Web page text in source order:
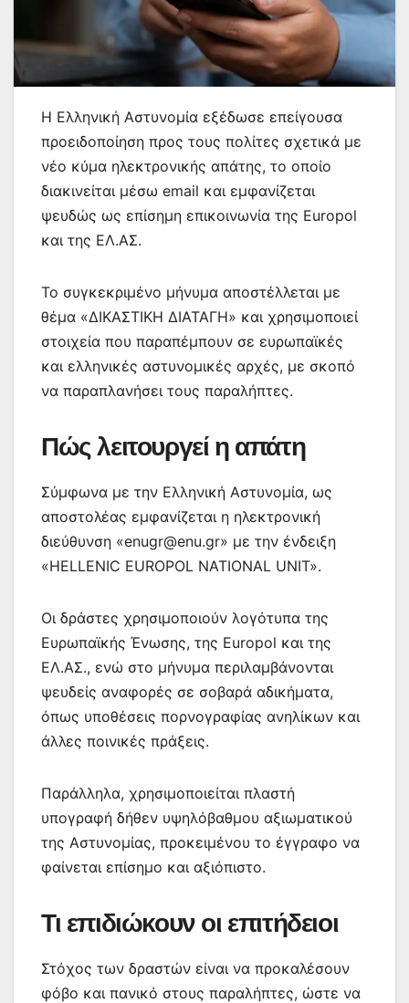
Η Ελληνική Αστυνομία εξέδωσε επείγουσα
προειδοποίηση προς τους πολίτες σχετικά με
νέο κύμα ηλεκτρονικής απάτης, το οποίο
διακινείται μέσω email και εμφανίζεται
ψευδώς ως επίσημη επικοινωνία της Europol
και της ΕΛ.ΑΣ.
Το συγκεκριμένο μήνυμα αποστέλλεται με
θέμα «ΔΙΚΑΣΤΙΚΗ ΔΙΑΤΑΓΗ» και χρησιμοποιεί
στοιχεία που παραπέμπουν σε ευρωπαϊκές
και ελληνικές αστυνομικές αρχές, με σκοπό
να παραπλανήσει τους παραλήπτες.
Πώς λειτουργεί η απάτη
Σύμφωνα με την Ελληνική Αστυνομία, ως
αποστολέας εμφανίζεται η ηλεκτρονική
διεύθυνση «enugr@enu.gr» με την ένδειξη
«HELLENIC EUROPOL NATIONAL UNIT».
Οι δράστες χρησιμοποιούν λογότυπα της
Ευρωπαϊκής Ένωσης, της Europol και της
ΕΛ.ΑΣ., ενώ στο μήνυμα περιλαμβάνονται
ψευδείς αναφορές σε σοβαρά αδικήματα,
όπως υποθέσεις πορνογραφίας ανηλίκων και
άλλες ποινικές πράξεις.
Παράλληλα, χρησιμοποιείται πλαστή
υπογραφή δήθεν υψηλόβαθμου αξιωματικού
της Αστυνομίας, προκειμένου το έγγραφο να
φαίνεται επίσημο και αξιόπιστο.
Τι επιδιώκουν οι επιτήδειοι
Στόχος των δραστών είναι να προκαλέσουν
φόβο και πανικό στους παραλήπτες, ώστε να